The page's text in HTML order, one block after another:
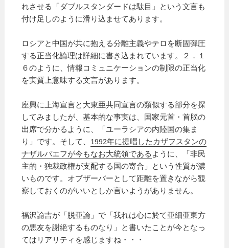
れさせる「ダブルスタンダードは駄目」という文言も
付け足しのように滑り込ませてあります。
ロシアと中国が共に抱える分離主義やテロを断固弾圧
する正当化論理は詳細に書き込まれています。２．１
６のように、情報コミュニケーションの制限の正当化
を実質上意味する文言があります。
座興に上海宣言と大東亜共同宣言の類似する部分を探
してみましたが、基本的な事実は、国家元首・首脳の
出席で分かるように、「ユーラシアの内陸国の集ま
り」です。そして、 1992年に提唱したカザフスタンの
ナザルバエフが今もなお大統領である ように、「非民
主的・独裁政権が支配する国の寄合」という性質が濃
いものです。オブザーバーとして距離を置きながら観
察しておくのがいいとしか言いようがありません。
福沢諭吉が「脱亜論」で「我れは心に於て亜細亜東方
の悪友を謝絶するものなり」と書いたことが今となっ
てはリアリティを感じますね・・・